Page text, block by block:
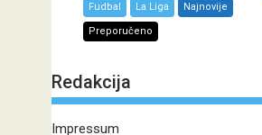
Fudbal La Liga Najnovije
Preporučeno
Redakcija
Impressum